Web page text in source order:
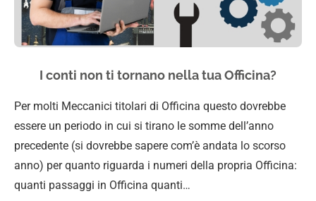
I conti non ti tornano nella tua Officina?
Per molti Meccanici titolari di Officina questo dovrebbe
essere un periodo in cui si tirano le somme dell’anno
precedente (si dovrebbe sapere com’è andata lo scorso
anno) per quanto riguarda i numeri della propria Officina:
quanti passaggi in Officina quanti…